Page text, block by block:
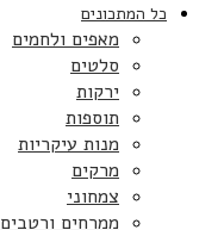
כל המתכונים
מאפים ולחמים
סלטים
ירקות
תוספות
מנות עיקריות
מרקים
צמחוני
ממרחים ורטבים